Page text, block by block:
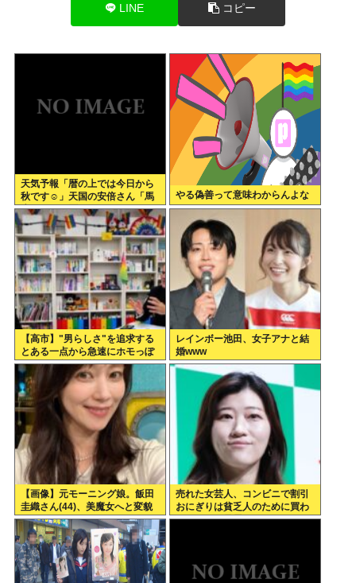
LINE コピー
天気予報「暦の上では今日から
秋です☺」天国の安倍さん「馬
鹿みたいな暦だな」
やる偽善って意味わからんよな
【高市】"男らしさ"を追求する
とある一点から急速にホモっぽ
くなる現象に名前付けてくれ。
ラプラスの魔とか不気味の谷み
たいな
レインボー池田、女子アナと結
婚www
【画像】元モーニング娘。飯田
圭織さん(44)、美魔女へと変貌
売れた女芸人、コンビニで割引
おにぎりは貧乏人のために買わ
ないことを暴露